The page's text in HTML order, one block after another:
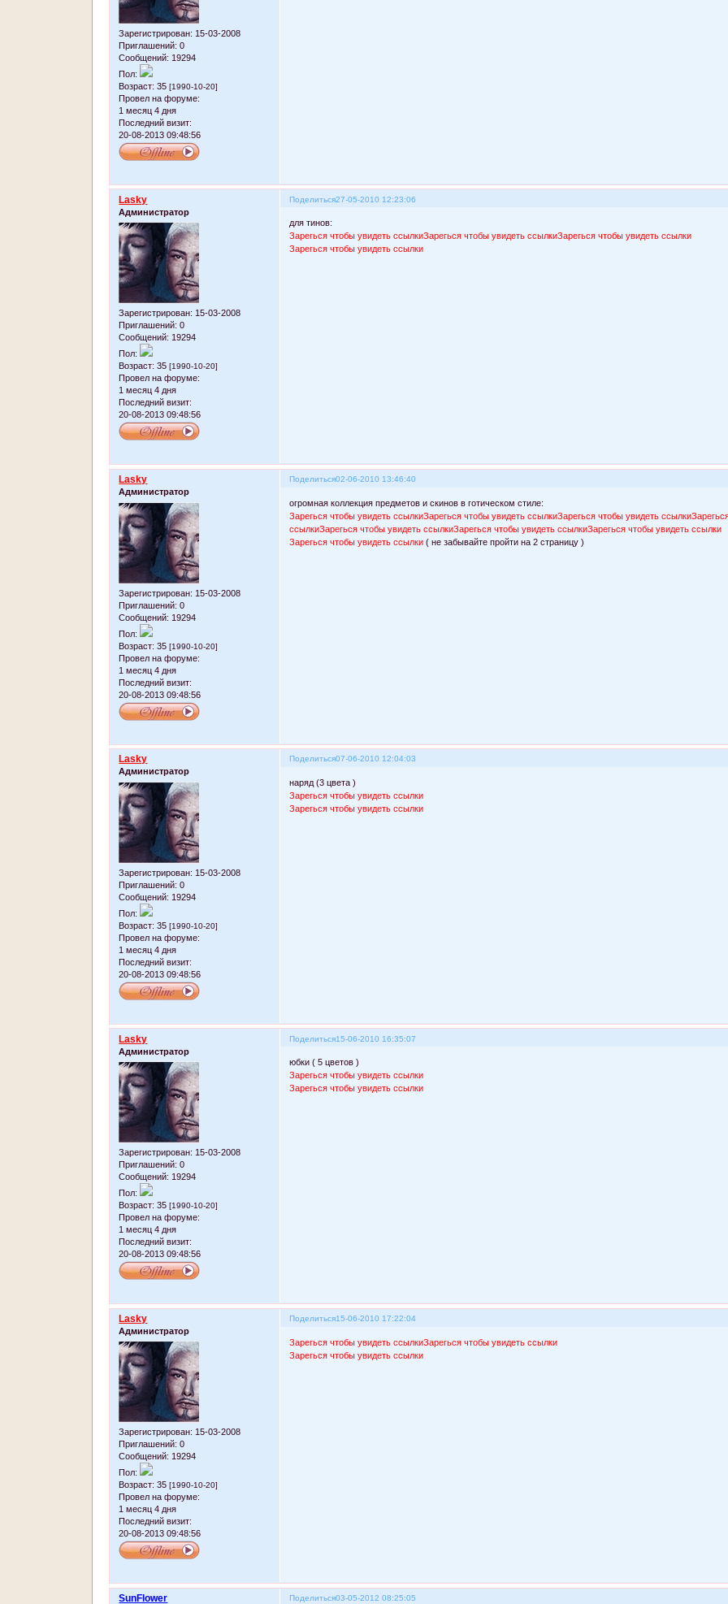
Зарегистрирован: 15-03-2008
Приглашений: 0
Сообщений: 19294
Пол:
Возраст: 35[1990-10-20]
Провел на форуме:
1 месяц 4 дня
Последний визит:
20-08-2013 09:48:56
Поделиться27-05-2010 12:23:06
Lasky
Администратор
Зарегистрирован: 15-03-2008
Приглашений: 0
Сообщений: 19294
Пол:
Возраст: 35[1990-10-20]
Провел на форуме:
1 месяц 4 дня
Последний визит:
20-08-2013 09:48:56
для тинов:
Зарегься чтобы увидеть ссылкиЗарегься чтобы увидеть ссылкиЗарегься чтобы увидеть ссылки
Зарегься чтобы увидеть ссылки
Поделиться02-06-2010 13:46:40
Lasky
Администратор
Зарегистрирован: 15-03-2008
Приглашений: 0
Сообщений: 19294
Пол:
Возраст: 35[1990-10-20]
Провел на форуме:
1 месяц 4 дня
Последний визит:
20-08-2013 09:48:56
огромная коллекция предметов и скинов в готическом стиле:
Зарегься чтобы увидеть ссылкиЗарегься чтобы увидеть ссылкиЗарегься чтобы увидеть ссылки
ссылкиЗарегься чтобы увидеть ссылкиЗарегься чтобы увидеть ссылкиЗарегься чтобы увидеть ссылки
Зарегься чтобы увидеть ссылки ( не забывайте пройти на 2 страницу )
Поделиться07-06-2010 12:04:03
Lasky
Администратор
Зарегистрирован: 15-03-2008
Приглашений: 0
Сообщений: 19294
Пол:
Возраст: 35[1990-10-20]
Провел на форуме:
1 месяц 4 дня
Последний визит:
20-08-2013 09:48:56
наряд (3 цвета )
Зарегься чтобы увидеть ссылки
Зарегься чтобы увидеть ссылки
Поделиться15-06-2010 16:35:07
Lasky
Администратор
Зарегистрирован: 15-03-2008
Приглашений: 0
Сообщений: 19294
Пол:
Возраст: 35[1990-10-20]
Провел на форуме:
1 месяц 4 дня
Последний визит:
20-08-2013 09:48:56
юбки ( 5 цветов )
Зарегься чтобы увидеть ссылки
Зарегься чтобы увидеть ссылки
Поделиться15-06-2010 17:22:04
Lasky
Администратор
Зарегистрирован: 15-03-2008
Приглашений: 0
Сообщений: 19294
Пол:
Возраст: 35[1990-10-20]
Провел на форуме:
1 месяц 4 дня
Последний визит:
20-08-2013 09:48:56
Зарегься чтобы увидеть ссылкиЗарегься чтобы увидеть ссылки
Зарегься чтобы увидеть ссылки
Поделиться03-05-2012 08:25:05
SunFlower